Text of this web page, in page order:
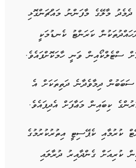
އާއި 10:15 އާއި ދެމެދު މާލޭގެ މާފަންނު މައްޗަންގޮޅި
ކަރަންޓު ކެނޑުމަކީ
ސްޓެލްކޯއިން ވަނީ ހާމަކޮށްފައެވެ.
ދިމާވެދާނެ ދަތިތަކަށް އެ
ކިބައިން މަޢާފަށް އެދިފައެވެ.
ކުރުމާއި ކެޕޭސިޓީ އިތުރުކުރުމުގެ
ކުރިއަށް ގެންދާއިރު ދުރާލައި